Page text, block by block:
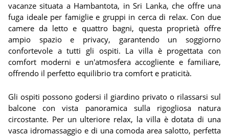
vacanze situata a Hambantota, in Sri Lanka, che offre una
fuga ideale per famiglie e gruppi in cerca di relax. Con due
camere da letto e quattro bagni, questa proprietà offre
ampio spazio e privacy, garantendo un soggiorno
confortevole a tutti gli ospiti. La villa è progettata con
comfort moderni e un'atmosfera accogliente e familiare,
offrendo il perfetto equilibrio tra comfort e praticità.
Gli ospiti possono godersi il giardino privato o rilassarsi sul
balcone con vista panoramica sulla rigogliosa natura
circostante. Per un ulteriore relax, la villa è dotata di una
vasca idromassaggio e di una comoda area salotto, perfetta